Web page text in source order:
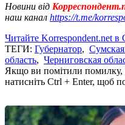
Новини від
наш канал https://t.me/
Читайте Korrespondent.net в
ТЕГИ: Губернатор, Сумская
область, Черниговская
Якщо ви помітили помилку,
натисніть Ctrl + Enter, щоб